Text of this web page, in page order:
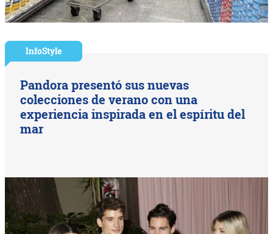
InfoStyle
Pandora presentó sus nuevas
colecciones de verano con una
experiencia inspirada en el espíritu del
mar